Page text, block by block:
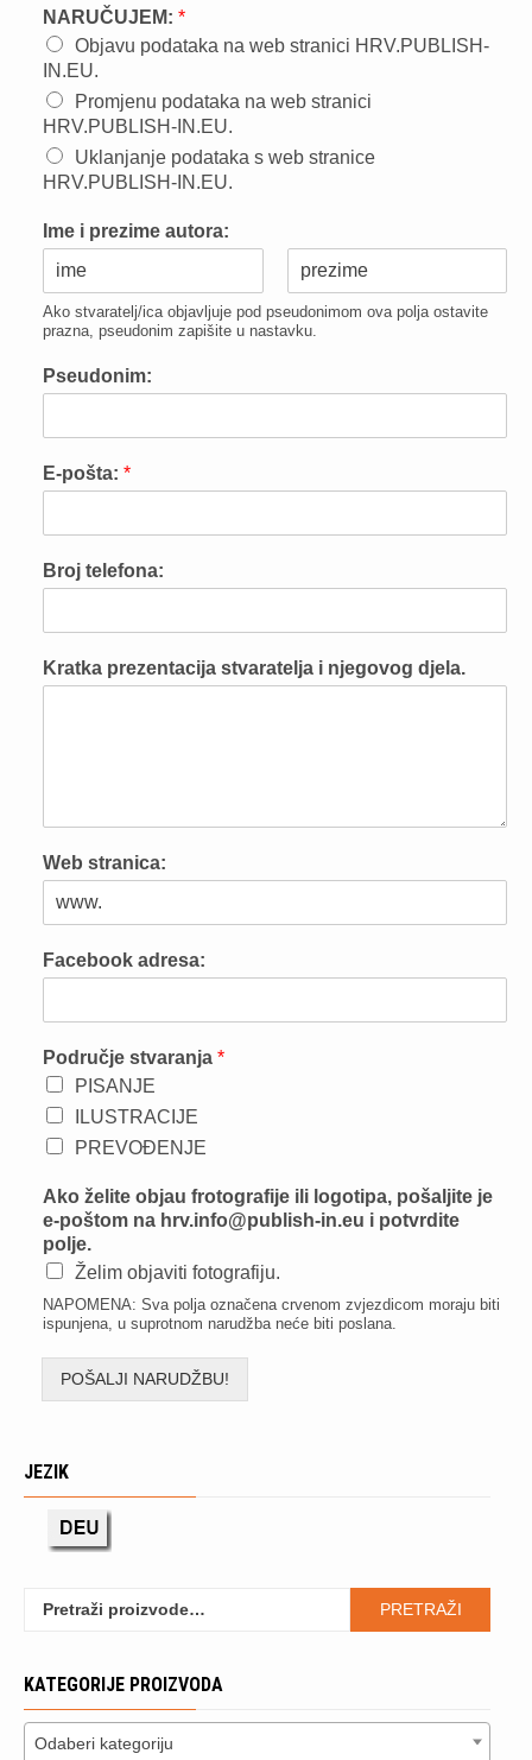
NARUČUJEM: *
Objavu podataka na web stranici HRV.PUBLISH-
IN.EU.
Promjenu podataka na web stranici
HRV.PUBLISH-IN.EU.
Uklanjanje podataka s web stranice
HRV.PUBLISH-IN.EU.
Ime i prezime autora:
i
r
a
s
Ako stvaratelj/ica objavljuje pod pseudonimom ova polja ostavite
prazna, pseudonim zapišite u nastavku.
Pseudonim:
E-pošta: *
Broj telefona:
Kratka prezentacija stvaratelja i njegovog djela.
Web stranica:
Facebook adresa:
Područje stvaranja *
PISANJE
ILUSTRACIJE
PREVOĐENJE
Ako želite objau frotografije ili logotipa, pošaljite je
e-poštom na hrv.info@publish-in.eu i potvrdite
polje.
Želim objaviti fotografiju.
NAPOMENA: Sva polja označena crvenom zvjezdicom moraju biti
ispunjena, u suprotnom narudžba neće biti poslana.
POŠALJI NARUDŽBU!
JEZIK
PRETRAŽI
KATEGORIJE PROIZVODA
Odaberi kategoriju